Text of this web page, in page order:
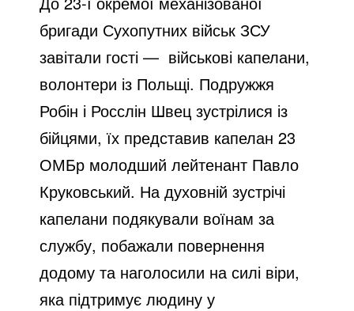
V
i
d
e
o
бригади Сухопутних військ ЗСУ
завітали гості — військові капелани,
волонтери із Польщі. Подружжя
Робін і Росслін Швец зустрілися із
бійцями, їх представив капелан 23
ОМБр молодший лейтенант Павло
Круковський. На духовній зустрічі
капелани подякували воїнам за
службу, побажали повернення
додому та наголосили на силі віри,
яка підтримує людину у